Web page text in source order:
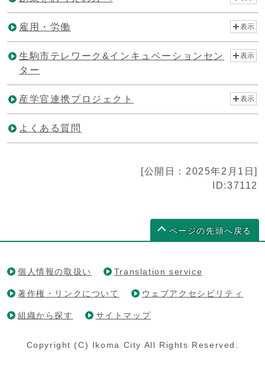
雇用・労働 表示
生駒市テレワーク&インキュベーションセン
ター
表示
産学官連携プロジェクト 表示
よくある質問
[公開日：2025年2月1日]
ID:37112
ページの先頭へ戻る
個人情報の取扱い Translation service
著作権・リンクについて ウェブアクセシビリティ
組織から探す サイトマップ
Copyright (C) Ikoma City All Rights Reserved.